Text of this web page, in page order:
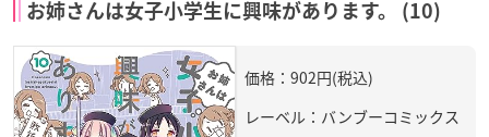
お姉さんは女子小学生に興味があります。 (10)
価格：902円(税込)
レーベル：バンブーコミックス